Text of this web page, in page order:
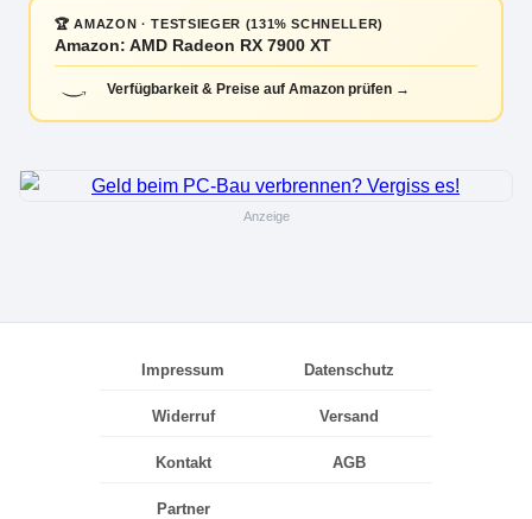
🏆 AMAZON · TESTSIEGER (131% SCHNELLER)
Amazon: AMD Radeon RX 7900 XT
Verfügbarkeit & Preise auf Amazon prüfen →
Anzeige
Impressum Datenschutz
Widerruf Versand
Kontakt AGB
Partner